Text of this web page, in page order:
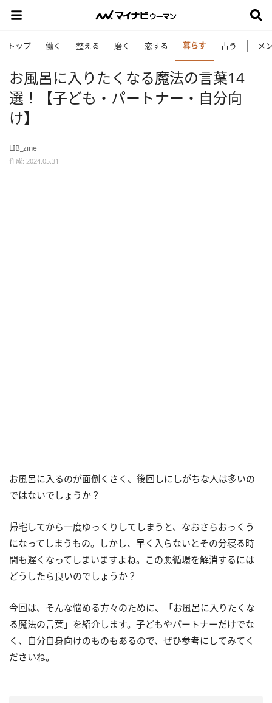
トップ 働く 整える 磨く 恋する 暮らす 占う メ
お風呂に入りたくなる魔法の言葉14
選！【子ども・パートナー・自分向
け】
LIB_zine
作成: 2024.05.31
お風呂に入るのが面倒くさく、後回しにしがちな人は多いの
ではないでしょうか？
帰宅してから一度ゆっくりしてしまうと、なおさらおっくう
になってしまうもの。しかし、早く入らないとその分寝る時
間も遅くなってしまいますよね。この悪循環を解消するには
どうしたら良いのでしょうか？
今回は、そんな悩める方々のために、「お風呂に入りたくな
る魔法の言葉」を紹介します。子どもやパートナーだけでな
く、自分自身向けのものもあるので、ぜひ参考にしてみてく
ださいね。